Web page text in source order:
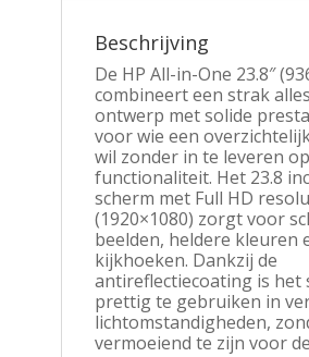
Beschrijving
De HP All-in-One 23.8″
combineert een strak
ontwerp met solide
voor wie een
wil zonder in te leveren op
functionaliteit. Het 23.8
scherm met Full HD
(1920×1080) zorgt voor
beelden, heldere kleuren
kijkhoeken. Dankzij de
antireflectiecoating is het
prettig te gebruiken in
lichtomstandigheden,
vermoeiend te zijn voor